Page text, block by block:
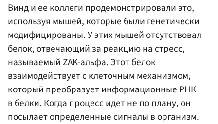
Винд и ее коллеги продемонстрировали это,
используя мышей, которые были генетически
модифицированы. У этих мышей отсутствовал
белок, отвечающий за реакцию на стресс,
называемый ZAK-альфа. Этот белок
взаимодействует с клеточным механизмом,
который преобразует информационные РНК
в белки. Когда процесс идет не по плану, он
посылает определенные сигналы в организм.